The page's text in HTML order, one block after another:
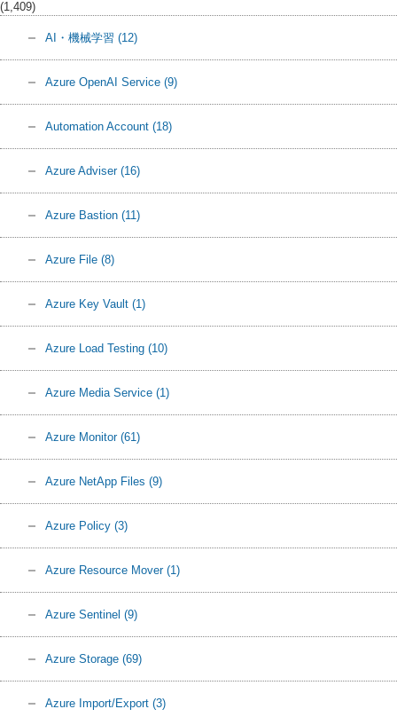
(1,409)
AI・機械学習 (12)
Azure OpenAI Service (9)
Automation Account (18)
Azure Adviser (16)
Azure Bastion (11)
Azure File (8)
Azure Key Vault (1)
Azure Load Testing (10)
Azure Media Service (1)
Azure Monitor (61)
Azure NetApp Files (9)
Azure Policy (3)
Azure Resource Mover (1)
Azure Sentinel (9)
Azure Storage (69)
Azure Import/Export (3)